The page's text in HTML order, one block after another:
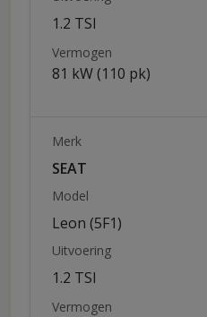
1.2 TSI
Vermogen
81 kW (110 pk)
Merk
SEAT
Model
Leon (5F1)
Uitvoering
1.2 TSI
Vermogen